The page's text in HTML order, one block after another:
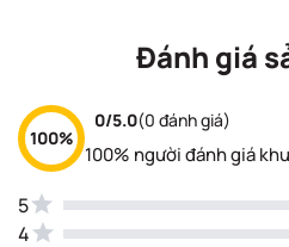
Đánh giá
100%
0/5.0(0 đánh giá)
100% người đánh giá
5
4